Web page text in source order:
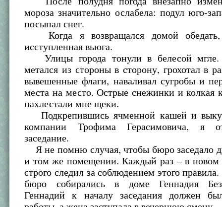
мороза значительно ослабела: подул юго-
посыпал снег.
Когда я возвращался домой
исступленная вьюга.
Улицы города тонули в белесой мгле.
метался из стороны в сторону, грохотал в
вывешенные флаги, наваливал сугробы и
места на место. Острые снежинки и колкая
нахлестали мне щеки.
Подкрепившись ячменной кашей и
компании Трофима Герасимовича, я
заседание.
Я не помню случая, чтобы бюро заседало
и том же помещении. Каждый раз – в новом
строго следил за соблюдением этого
бюро собирались в доме Геннадия
Геннадий к началу заседания должен